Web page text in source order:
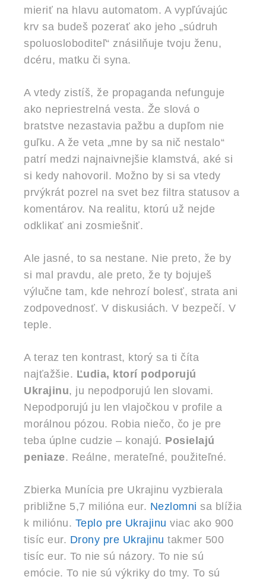
mieriť na hlavu automatom. A vypľúvajúc
krv sa budeš pozerať ako jeho „súdruh
spoluosloboditeľ“ znásilňuje tvoju ženu,
dcéru, matku či syna.
A vtedy zistíš, že propaganda nefunguje
ako nepriestrelná vesta. Že slová o
bratstve nezastavia pažbu a dupľom nie
guľku. A že veta „mne by sa nič nestalo“
patrí medzi najnaivnejšie klamstvá, aké si
si kedy nahovoril. Možno by si sa vtedy
prvýkrát pozrel na svet bez filtra statusov a
komentárov. Na realitu, ktorú už nejde
odklikať ani zosmiešniť.
Ale jasné, to sa nestane. Nie preto, že by
si mal pravdu, ale preto, že ty bojuješ
výlučne tam, kde nehrozí bolesť, strata ani
zodpovednosť. V diskusiách. V bezpečí. V
teple.
A teraz ten kontrast, ktorý sa ti číta
najťažšie. Ľudia, ktorí podporujú
Ukrajinu, ju nepodporujú len slovami.
Nepodporujú ju len vlajočkou v profile a
morálnou pózou. Robia niečo, čo je pre
teba úplne cudzie – konajú. Posielajú
peniaze. Reálne, merateľné, použiteľné.
Zbierka Munícia pre Ukrajinu vyzbierala
približne 5,7 milióna eur. Nezlomni sa blížia
k miliónu. Teplo pre Ukrajinu viac ako 900
tisíc eur. Drony pre Ukrajinu takmer 500
tisíc eur. To nie sú názory. To nie sú
emócie. To nie sú výkriky do tmy. To sú